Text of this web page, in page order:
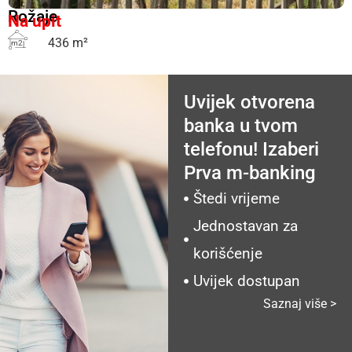
Rožaje
Na upit
m2 436 m²
Uvijek otvorena
banka u tvom
telefonu! Izaberi
Prva m-banking
Štedi vrijeme
Jednostavan za
korišćenje
Uvijek dostupan
Saznaj više >